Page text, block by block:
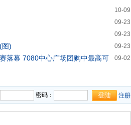
10-09
09-23
09-23
09-23
图)
09-02
落幕 7080中心广场团购中最高可
密码： 注册